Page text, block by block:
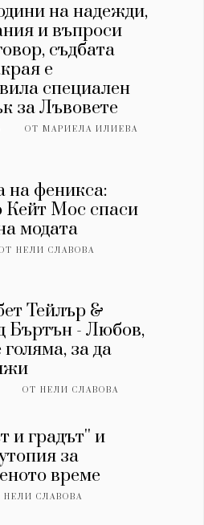
на надежди,
и въпроси
съдбата
е
специален
за Лъвовете
ОТМАРИЕЛА ИЛИЕВА
на феникса:
Кейт Мос спаси
модата
НЕЛИ СЛАВОВА
Тейлър &
Бъртън - Любов,
голяма, за да
ОТНЕЛИ СЛАВОВА
и градът'' и
за
време
НЕЛИ СЛАВОВА